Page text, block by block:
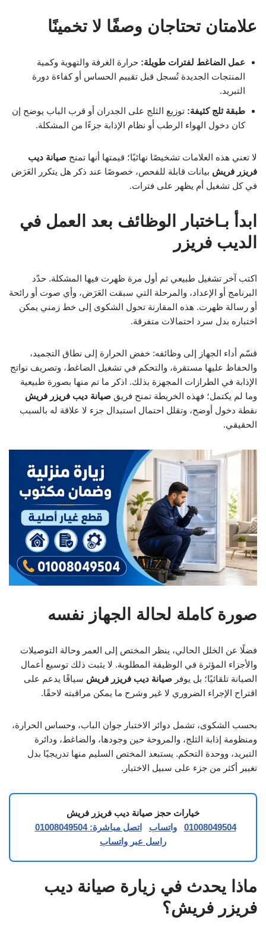
علامتان تحتاجان وصفًا لا تخمينًا
عمل الضاغط لفترات طويلة: حرارة الغرفة والتهوية وكمية
المنتجات الجديدة تُسجل قبل تقييم الحساس أو كفاءة دورة
التبريد.
طبقة ثلج كثيفة: توزيع الثلج على الجدران أو قرب الباب يوضح إن
كان دخول الهواء الرطب أو نظام الإذابة جزءًا من المشكلة.
لا تعني هذه العلامات تشخيصًا نهائيًا؛ قيمتها أنها تمنح صيانة ديب
فريزر فريش بيانات قابلة للفحص، خصوصًا عند ذكر هل يتكرر العَرَض
في كل تشغيل أم يظهر على فترات.
ابدأ بـاختبار الوظائف بعد العمل في
الديب فريزر
اكتب آخر تشغيل طبيعي ثم أول مرة ظهرت فيها المشكلة. حدّد
البرنامج أو الإعداد، والمرحلة التي سبقت العَرَض، وأي صوت أو رائحة
أو رسالة ظهرت. هذه المقارنة تحول الشكوى إلى خط زمني يمكن
اختباره بدل سرد احتمالات متفرقة.
قسّم أداء الجهاز إلى وظائفه: خفض الحرارة إلى نطاق التجميد،
والحفاظ عليها مستقرة، والتحكم في تشغيل الضاغط، وتصريف نواتج
الإذابة في الطرازات المجهزة بذلك. اذكر ما تم منها بصورة طبيعية
وما لم يكتمل؛ فهذه الخريطة تمنح فريق صيانة ديب فريزر فريش
نقطة دخول أوضح، وتقلل احتمال استبدال جزء لا علاقة له بالسبب
الحقيقي.
صورة كاملة لحالة الجهاز نفسه
فضلًا عن الخلل الحالي، ينظر المختص إلى العمر وحالة التوصيلات
والأجزاء المؤثرة في الوظيفة المطلوبة. لا يثبت ذلك توسيع أعمال
الصيانة تلقائيًا؛ بل يوفر صيانة ديب فريزر فريش سياقًا يدعم على
اقتراح الإجراء الضروري لا غير وشرح ما يمكن مراقبته لاحقًا.
بحسب الشكوى، تشمل دوائر الاختبار جوان الباب، وحساس الحرارة،
ومنظومة إذابة الثلج، والمروحة حين وجودها، والضاغط، ودائرة
التبريد، ووحدة التحكم. يستبعد المختص السليم منها تدريجيًا بدل
تغيير أكثر من جزء على سبيل الاختبار.
خيارات حجز صيانة ديب فريزر فريش
01008049504
واتساب
اتصل مباشرة: 01008049504
راسل عبر واتساب
ماذا يحدث في زيارة صيانة ديب
فريزر فريش؟